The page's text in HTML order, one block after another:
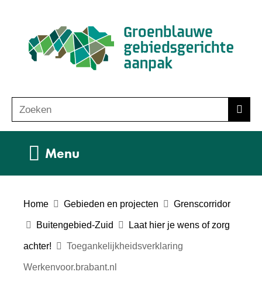
naar
de
inhoud
o
e
Zoeken
Menu
Home Gebieden en projecten Grenscorridor
Buitengebied-Zuid Laat hier je wens of zorg
achter! Toegankelijkheidsverklaring
Werkenvoor.brabant.nl